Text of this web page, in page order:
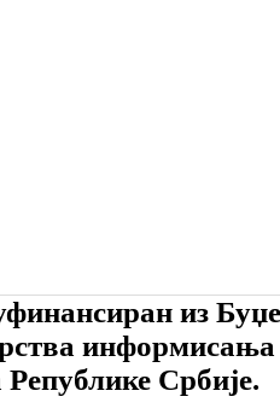
из
Србије.